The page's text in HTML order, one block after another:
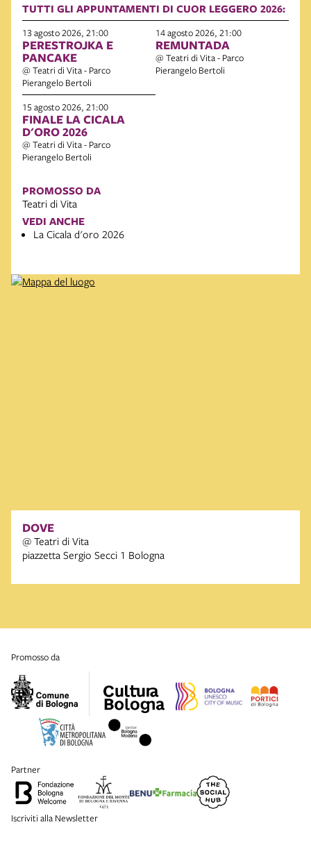
DOVE
@ Teatri di Vita
piazzetta Sergio Secci 1 Bologna
PROMOSSO DA
Teatri di Vita
VEDI ANCHE
La Cicala d'oro 2026
TUTTI GLI APPUNTAMENTI DI CUOR LEGGERO 2026:
13 agosto 2026, 21:00
PERESTROJKA E
PANCAKE
@ Teatri di Vita - Parco
Pierangelo Bertoli
14 agosto 2026, 21:00
REMUNTADA
@ Teatri di Vita - Parco
Pierangelo Bertoli
15 agosto 2026, 21:00
FINALE LA CICALA
D'ORO 2026
@ Teatri di Vita - Parco
Pierangelo Bertoli
promosso da
partner
Iscriviti alla Newsletter